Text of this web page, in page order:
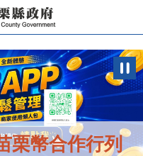
栗幣合作行列